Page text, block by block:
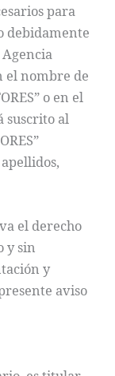
para
debidamente
el nombre de
o en el
suscrito al
el derecho
y sin
y
aviso